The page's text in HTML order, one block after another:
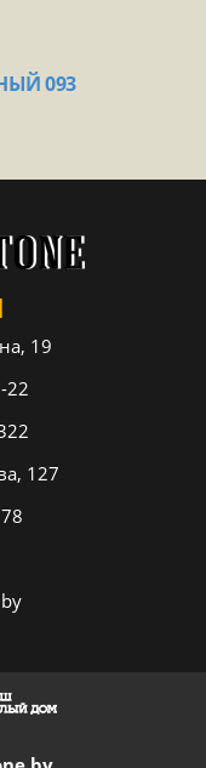
093
19
22
127